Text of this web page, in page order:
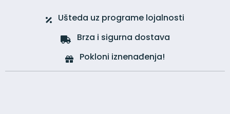
Ušteda uz programe lojalnosti
Brza i sigurna dostava
Pokloni iznenađenja!